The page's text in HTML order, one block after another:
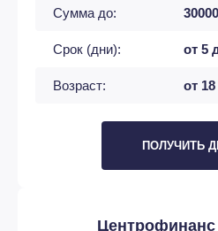
Сумма до:
Срок (дни): от 5
Возраст: от
ПОЛУЧИТЬ
Центрофинанс